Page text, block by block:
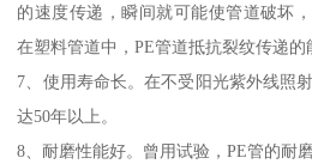
的速度传递，瞬间就可能使管道破坏
在塑料管道中，PE管道抵抗裂纹传递的
7、使用寿命长。在不受阳光紫外线照
达50年以上。
8、耐磨性能好。曾用试验，PE管的耐